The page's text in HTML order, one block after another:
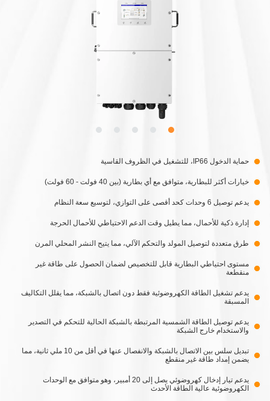
حماية الدخول IP66، للتشغيل في الظروف القاسية
خيارات أكثر للبطارية، متوافق مع أي بطارية (بين 40 فولت - 60 فولت)
يدعم توصيل 6 وحدات كحد أقصى على التوازي، لتوسيع سعة النظام
إدارة ذكية للأحمال، مما يطيل وقت الدعم الاحتياطي للأحمال الحرجة
طرق متعددة لتوصيل المولد والتحكم الآلي، مما يتيح النشر المحلي المرن
مستوى احتياطي البطارية قابل للتخصيص لضمان الحصول على طاقة غير
منقطعة
يدعم تشغيل الطاقة الكهروضوئية فقط دون اتصال بالشبكة، مما يقلل التكاليف
المسبقة
يدعم توصيل الطاقة الشمسية المرتبطة بالشبكة الحالية للتحكم في التصدير
والاستخدام خارج الشبكة
تبديل سلس بين الاتصال بالشبكة والانفصال عنها في أقل من 10 ملي ثانية، مما
يضمن إمداد طاقة غير منقطع
يدعم تيار إدخال كهروضوئي يصل إلى 20 أمبير، وهو متوافق مع الوحدات
الكهروضوئية عالية الطاقة الأحدث